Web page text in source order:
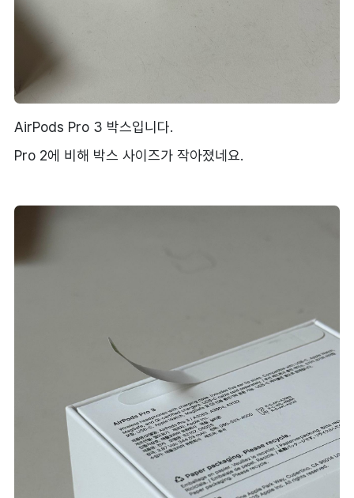
AirPods Pro 3 박스입니다.
Pro 2에 비해 박스 사이즈가 작아졌네요.